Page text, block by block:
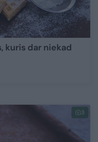
kuris dar niekad
3